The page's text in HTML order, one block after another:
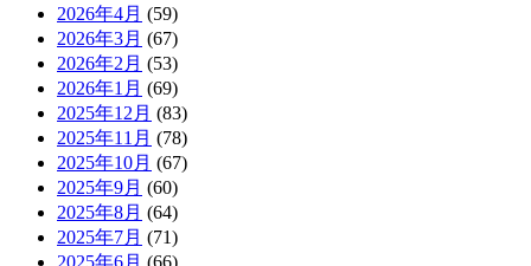
2026年4月 (59)
2026年3月 (67)
2026年2月 (53)
2026年1月 (69)
2025年12月 (83)
2025年11月 (78)
2025年10月 (67)
2025年9月 (60)
2025年8月 (64)
2025年7月 (71)
2025年6月 (66)